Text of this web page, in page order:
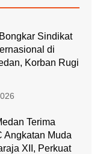
Sindikat
di
Korban Rugi
Terima
Angkatan Muda
XII, Perkuat